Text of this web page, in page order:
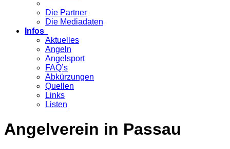
Die Partner
Die Mediadaten
Infos
Aktuelles
Angeln
Angelsport
FAQ’s
Abkürzungen
Quellen
Links
Listen
Angelverein in Passau